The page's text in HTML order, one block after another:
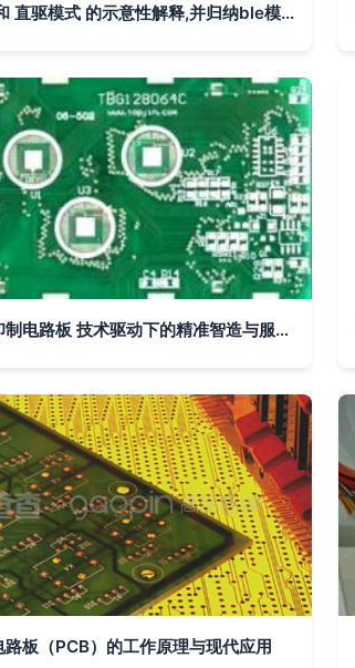
桥接模式 和 直驱模式 的示意性解释,并归纳ble模块的主要功能特点
沧州飞翔印制电路板 技术驱动下的精准智造与服务升级
路板（PCB）的工作原理与现代应用